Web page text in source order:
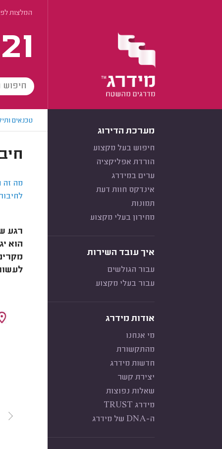
המלצות
מערכת הדירוג
חיפוש בעל מקצוע
הורדת אפליקציה
ערים במידרג
אינדקס חוות דעת
תמונות
מחירון בעלי מקצוע
איך עובד השירות
עבור הגולשים
עבור בעלי מקצוע
אודות מידרג
מי אנחנו
מהתקשורת
חדשות מידרג
יצירת קשר
שאלות נפוצות
מידרג TRUST
ה-DNA של מידרג
טכנאים
מה זה
רגע
הוא